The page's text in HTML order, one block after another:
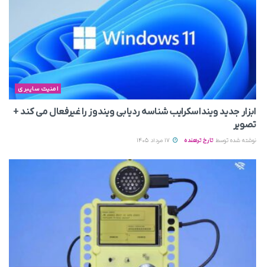
امنیت سایبری
ابزار جدید وینداسکرایب شناسه ردیابی ویندوز را غیرفعال می‌ کند +
تصویر
نوشته شده توسط تارخ ترهنده